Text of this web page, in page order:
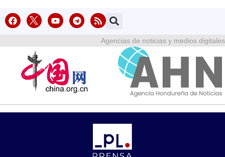
Agencias de noticias y medios digitales